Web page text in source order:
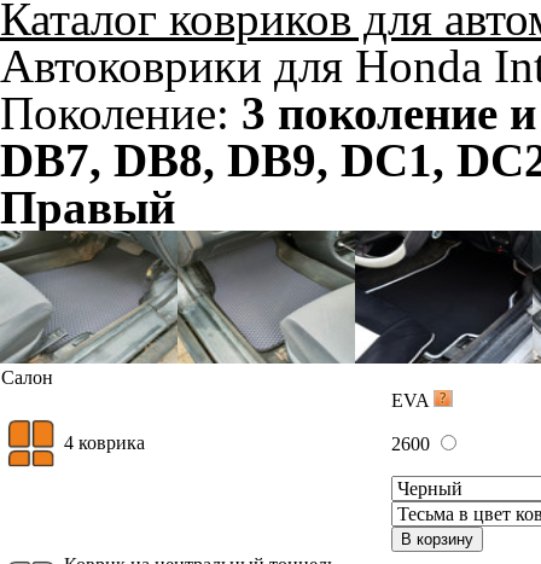
Каталог ковриков для
Автоковрики для Honda
Поколение: 3 поколение
DB7, DB8, DB9, DC1,
Правый
Салон
EVA
4 коврика 2600
В корзину